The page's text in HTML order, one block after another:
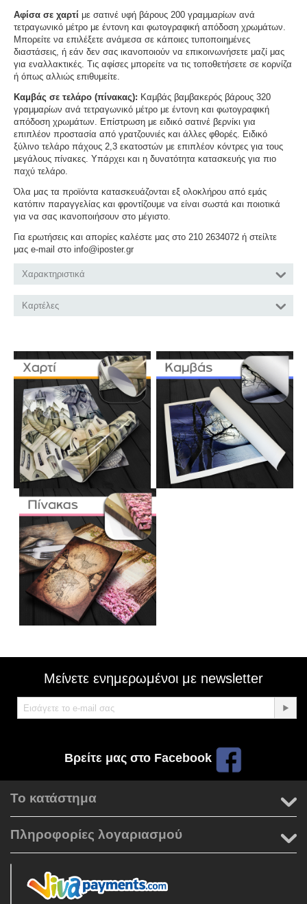
Αφίσα σε χαρτί με σατινέ υφή βάρους 200 γραμμαρίων ανά
τετραγωνικό μέτρο με έντονη και φωτογραφική απόδοση χρωμάτων.
Μπορείτε να επιλέξετε ανάμεσα σε κάποιες τυποποιημένες
διαστάσεις, ή εάν δεν σας ικανοποιούν να επικοινωνήσετε μαζί μας
για εναλλακτικές. Τις αφίσες μπορείτε να τις τοποθετήσετε σε κορνίζα
ή όπως αλλιώς επιθυμείτε.
Καμβάς σε τελάρο (πίνακας): Καμβάς βαμβακερός βάρους 320
γραμμαρίων ανά τετραγωνικό μέτρο με έντονη και φωτογραφική
απόδοση χρωμάτων. Επίστρωση με ειδικό σατινέ βερνίκι για
επιπλέον προστασία από γρατζουνιές και άλλες φθορές. Ειδικό
ξύλινο τελάρο πάχους 2,3 εκατοστών με επιπλέον κόντρες για τους
μεγάλους πίνακες. Υπάρχει και η δυνατότητα κατασκευής για πιο
παχύ τελάρο.
Όλα μας τα προϊόντα κατασκευάζονται εξ ολοκλήρου από εμάς
κατόπιν παραγγελίας και φροντίζουμε να είναι σωστά και ποιοτικά
για να σας ικανοποιήσουν στο μέγιστο.
Για ερωτήσεις και απορίες καλέστε μας στο 210 2634072 ή στείλτε
μας e-mail στο info@iposter.gr
Χαρακτηριστικά
Καρτέλες
Μείνετε ενημερωμένοι με newsletter
Βρείτε μας στο Facebook
Το κατάστημα
Πληροφορίες λογαριασμού